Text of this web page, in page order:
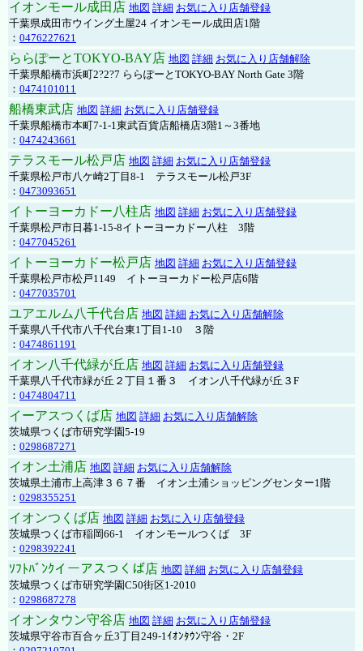
イオンモール成田店 地図 詳細 お気に入り店舗登録
千葉県成田市ウイング土屋24 イオンモール成田店1階
： 0476227621
ららぽーとTOKYO-BAY店 地図 詳細 お気に入り店舗解除
千葉県船橋市浜町2?2?7 ららぽーとTOKYO-BAY North Gate 3階
： 0474101011
船橋東武店 地図 詳細 お気に入り店舗登録
千葉県船橋市本町7-1-1東武百貨店船橋店3階1～3番地
： 0474243661
テラスモール松戸店 地図 詳細 お気に入り店舗登録
千葉県松戸市八ケ崎2丁目8-1 テラスモール松戸3F
： 0473093651
イトーヨーカドー八柱店 地図 詳細 お気に入り店舗登録
千葉県松戸市日暮1-15-8イトーヨーカドー八柱 3階
： 0477045261
イトーヨーカドー松戸店 地図 詳細 お気に入り店舗登録
千葉県松戸市松戸1149 イトーヨーカドー松戸店6階
： 0477035701
ユアエルム八千代台店 地図 詳細 お気に入り店舗解除
千葉県八千代市八千代台東1丁目1-10 ３階
： 0474861191
イオン八千代緑が丘店 地図 詳細 お気に入り店舗登録
千葉県八千代市緑が丘２丁目１番３ イオン八千代緑が丘３F
： 0474804711
イーアスつくば店 地図 詳細 お気に入り店舗解除
茨城県つくば市研究学園5-19
： 0298687271
イオン土浦店 地図 詳細 お気に入り店舗解除
茨城県土浦市上高津３６７番 イオン土浦ショッピングセンター1階
： 0298355251
イオンつくば店 地図 詳細 お気に入り店舗登録
茨城県つくば市稲岡66-1 イオンモールつくば 3F
： 0298392241
ｿﾌﾄﾊﾞﾝｸイーアスつくば店 地図 詳細 お気に入り店舗登録
茨城県つくば市研究学園C50街区1-2010
： 0298687278
イオンタウン守谷店 地図 詳細 お気に入り店舗登録
茨城県守谷市百合ヶ丘3丁目249-1ｲｵﾝﾀｳﾝ守谷・2F